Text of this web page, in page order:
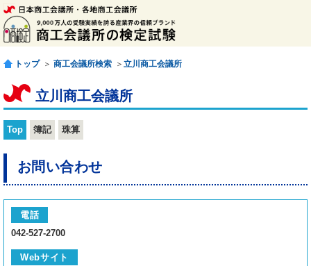
トップ ＞ 商工会議所検索 ＞ 立川商工会議所
立川商工会議所
Top 簿記 珠算
お問い合わせ
電話
042-527-2700
Webサイト